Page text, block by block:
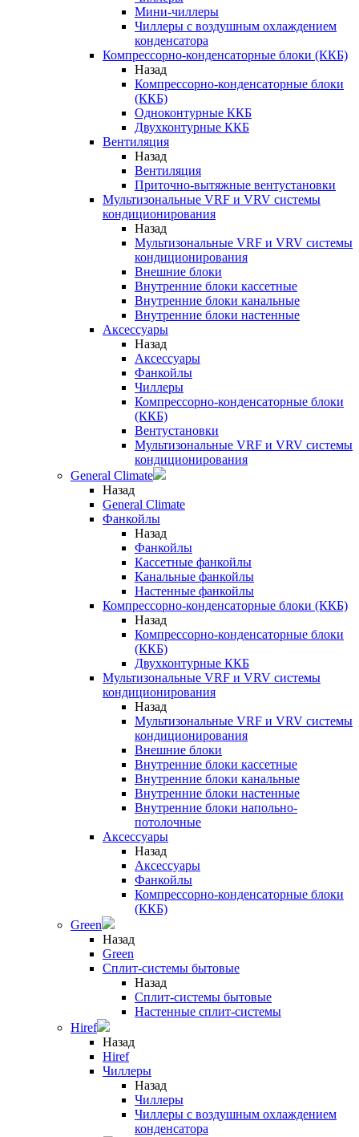
Мини-чиллеры
Чиллеры с воздушным охлаждением
конденсатора
Компрессорно-конденсаторные блоки (ККБ)
Назад
Компрессорно-конденсаторные блоки
(ККБ)
Одноконтурные ККБ
Двухконтурные ККБ
Вентиляция
Назад
Вентиляция
Приточно-вытяжные вентустановки
Мультизональные VRF и VRV системы
кондиционирования
Назад
Мультизональные VRF и VRV системы
кондиционирования
Внешние блоки
Внутренние блоки кассетные
Внутренние блоки канальные
Внутренние блоки настенные
Аксессуары
Назад
Аксессуары
Фанкойлы
Чиллеры
Компрессорно-конденсаторные блоки
(ККБ)
Вентустановки
Мультизональные VRF и VRV системы
кондиционирования
General Climate
Назад
General Climate
Фанкойлы
Назад
Фанкойлы
Кассетные фанкойлы
Канальные фанкойлы
Настенные фанкойлы
Компрессорно-конденсаторные блоки (ККБ)
Назад
Компрессорно-конденсаторные блоки
(ККБ)
Двухконтурные ККБ
Мультизональные VRF и VRV системы
кондиционирования
Назад
Мультизональные VRF и VRV системы
кондиционирования
Внешние блоки
Внутренние блоки кассетные
Внутренние блоки канальные
Внутренние блоки настенные
Внутренние блоки напольно-
потолочные
Аксессуары
Назад
Аксессуары
Фанкойлы
Компрессорно-конденсаторные блоки
(ККБ)
Green
Назад
Green
Сплит-системы бытовые
Назад
Сплит-системы бытовые
Настенные сплит-системы
Hiref
Назад
Hiref
Чиллеры
Назад
Чиллеры
Чиллеры с воздушным охлаждением
конденсатора